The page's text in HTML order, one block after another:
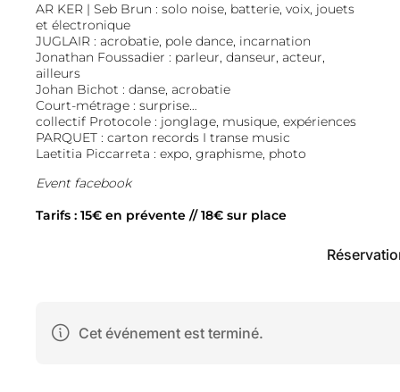
AR KER | Seb Brun : solo noise, batterie, voix, jouets
et électronique
JUGLAIR : acrobatie, pole dance, incarnation
Jonathan Foussadier : parleur, danseur, acteur,
ailleurs
Johan Bichot : danse, acrobatie
Court-métrage : surprise…
collectif Protocole : jonglage, musique, expériences
PARQUET : carton records I transe music
Laetitia Piccarreta : expo, graphisme, photo
Event facebook
Tarifs : 15€ en prévente // 18€ sur place